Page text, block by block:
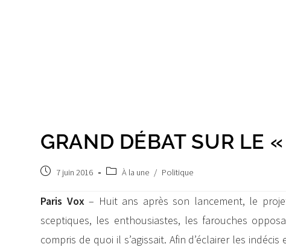
GRAND DÉBAT SUR LE
Post7 juin 2016
PostÀ la une / Politique
Paris Vox– Huit ans après son lancement, le
sceptiques, les enthousiastes, les farouches
compris de quoi il s’agissait. Afin d’éclairer les